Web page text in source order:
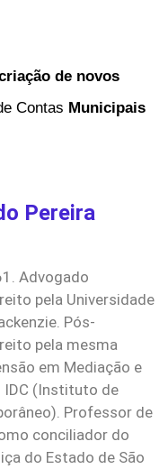
de novos
Contas Municipais
Pereira
Advogado
pela Universidade
Pós-
pela mesma
em Mediação e
IDC (Instituto de
Professor de
conciliador do
do Estado de São